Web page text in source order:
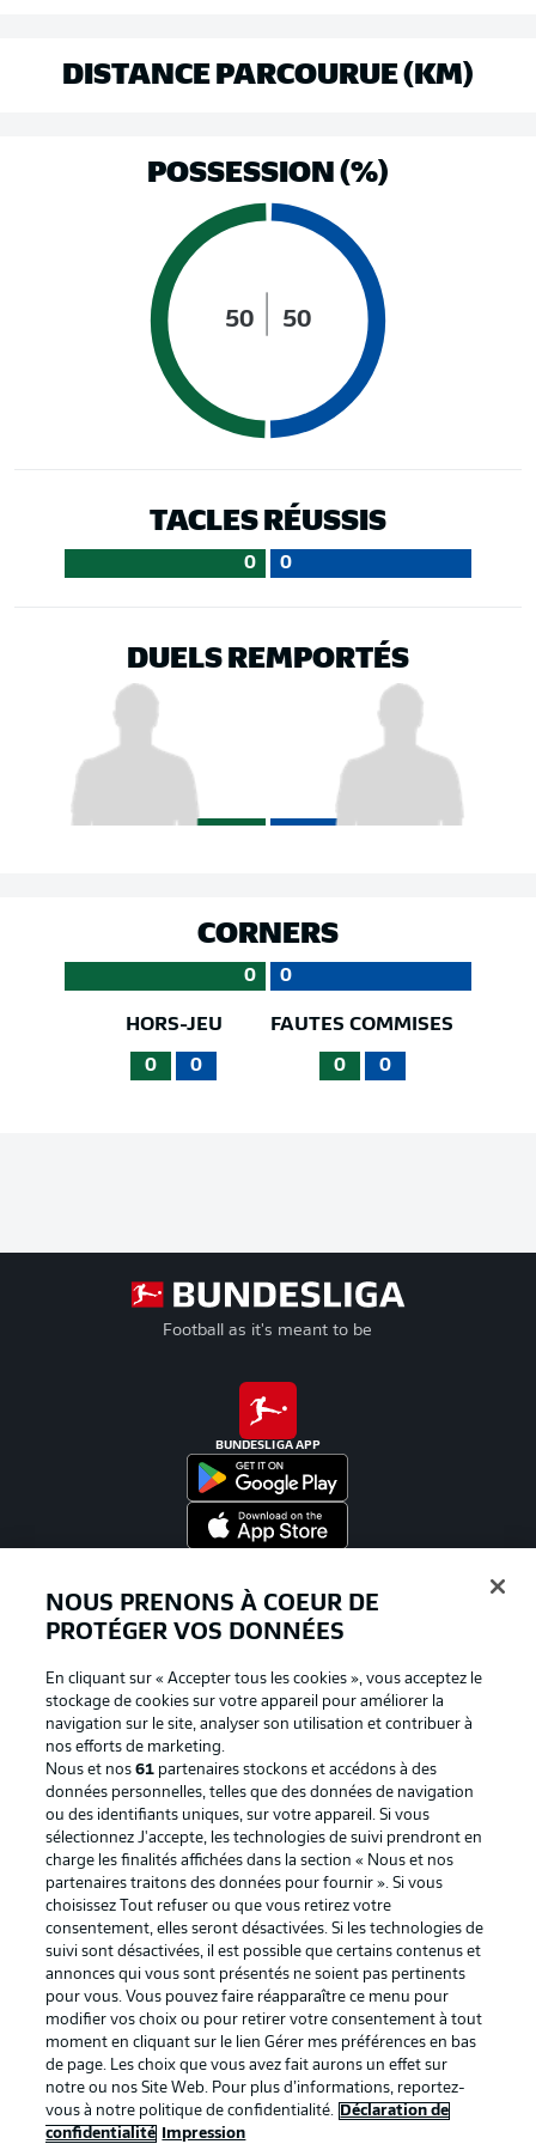
DISTANCE PARCOURUE (KM)
POSSESSION (%)
50 50
TACLES RÉUSSIS
0 0
DUELS REMPORTÉS
CORNERS
0 0
HORS-JEU
0 0
FAUTES COMMISES
0 0
Football as it's meant to be
BUNDESLIGA APP
La publicité Conditions d’utilisation des
Mentions Légales Gérer mes préférences
Déclaration de
confidentialité
Diffuseurs
Travaux Contact
Impression Joueurs
NOUS PRENONS À COEUR DE
PROTÉGER VOS DONNÉES
En cliquant sur « Accepter tous les cookies », vous acceptez le
stockage de cookies sur votre appareil pour améliorer la
navigation sur le site, analyser son utilisation et contribuer à
nos efforts de marketing.
Nous et nos61 partenaires stockons et accédons à des
données personnelles, telles que des données de navigation
ou des identifiants uniques, sur votre appareil. Si vous
sélectionnez J'accepte, les technologies de suivi prendront en
charge les finalités affichées dans la section « Nous et nos
partenaires traitons des données pour fournir ». Si vous
choisissez Tout refuser ou que vous retirez votre
consentement, elles seront désactivées. Si les technologies de
suivi sont désactivées, il est possible que certains contenus et
annonces qui vous sont présentés ne soient pas pertinents
pour vous. Vous pouvez faire réapparaître ce menu pour
modifier vos choix ou pour retirer votre consentement à tout
moment en cliquant sur le lien Gérer mes préférences en bas
de page. Les choix que vous avez fait aurons un effet sur
notre ou nos Site Web. Pour plus d’informations, reportez-
vous à notre politique de confidentialité.
Déclaration de
confidentialité
Impression